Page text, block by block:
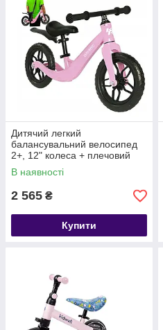
Дитячий легкий
балансувальний велосипед
2+, 12" колеса + плечовий
ремінь Kruzzel 25768
В наявності
2 565 ₴
Купити